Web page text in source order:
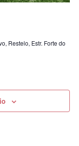
Restelo, Estr. Forte do